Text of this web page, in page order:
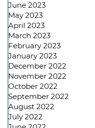
June 2023
May 2023
April 2023
March 2023
February 2023
January 2023
December 2022
November 2022
October 2022
September 2022
August 2022
July 2022